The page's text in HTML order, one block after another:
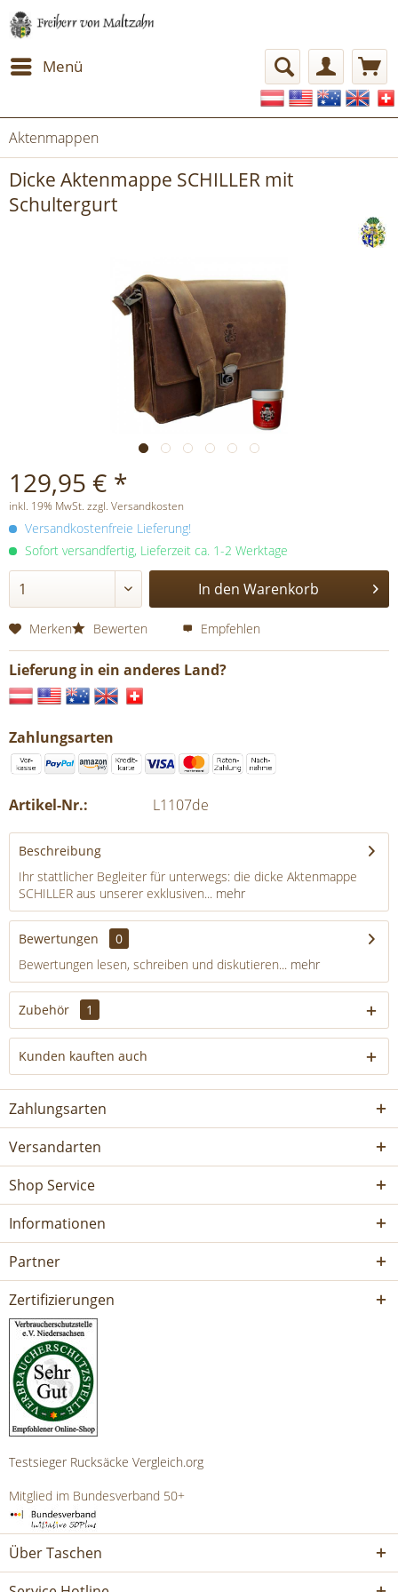
Menü
Aktenmappen
Dicke Aktenmappe SCHILLER mit
Schultergurt
129,95 € *
inkl. 19% MwSt. zzgl. Versandkosten
Versandkostenfreie Lieferung!
Sofort versandfertig, Lieferzeit ca. 1-2 Werktage
In den Warenkorb
Merken Bewerten Empfehlen
Lieferung in ein anderes Land?
Zahlungsarten
Artikel-Nr.: L1107de
Beschreibung
Ihr stattlicher Begleiter für unterwegs: die dicke Aktenmappe
SCHILLER aus unserer exklusiven... mehr
Bewertungen
0
Bewertungen lesen, schreiben und diskutieren... mehr
Zubehör 1
Kunden kauften auch
Zahlungsarten
Versandarten
Shop Service
Informationen
Partner
Zertifizierungen
Testsieger Rucksäcke Vergleich.org
Mitglied im Bundesverband 50+
Über Taschen